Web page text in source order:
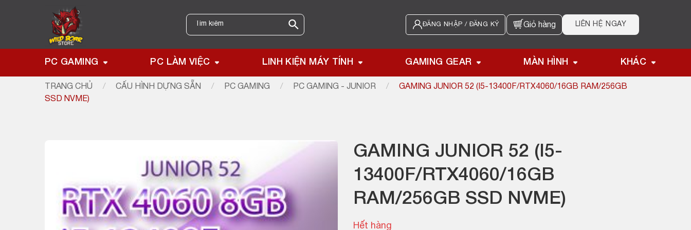
Tìm
kiếm:
ĐĂNG NHẬP / ĐĂNG KÝ Giỏ hàng LIÊN HỆ NGAY
PC GAMING PC LÀM VIỆC LINH KIỆN MÁY TÍNH GAMING GEAR MÀN HÌNH KHÁC
TRANG CHỦ / CẤU HÌNH DỰNG SẴN / PC GAMING / PC GAMING - JUNIOR /
GAMING JUNIOR 52 (I5-13400F/RTX4060/16GB RAM/256GB
SSD NVME)
GAMING JUNIOR 52 (I5-
13400F/RTX4060/16GB
RAM/256GB SSD NVME)
Hết hàng